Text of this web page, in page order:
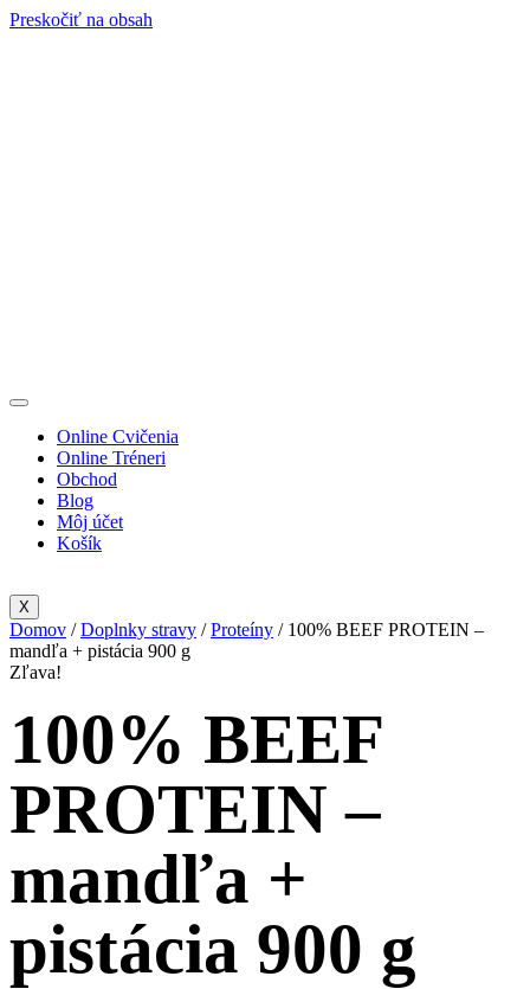
Preskočiť na obsah
Online Cvičenia
Online Tréneri
Obchod
Blog
Môj účet
Košík
X
Domov /Doplnky stravy /Proteíny / 100% BEEF PROTEIN –
mandľa + pistácia 900 g
Zľava!
100% BEEF
PROTEIN –
mandľa +
pistácia 900 g